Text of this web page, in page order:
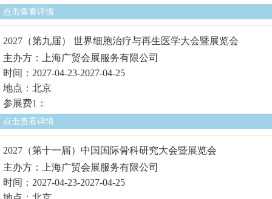
点击查看详情
2027（第九届） 世界细胞治疗与再生医学大会暨展览会
主办方：上海广贸会展服务有限公司
时间：2027-04-23-2027-04-25
地点：北京
参展费1：
点击查看详情
2027（第十一届）中国国际骨科研究大会暨展览会
主办方：上海广贸会展服务有限公司
时间：2027-04-23-2027-04-25